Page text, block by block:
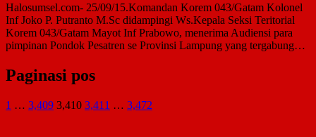
Halosumsel.com- 25/09/15.Komandan Korem 043/Gatam Kolonel
Inf Joko P. Putranto M.Sc didampingi Ws.Kepala Seksi Teritorial
Korem 043/Gatam Mayot Inf Prabowo, menerima Audiensi para
pimpinan Pondok Pesatren se Provinsi Lampung yang tergabung…
Paginasi pos
1 … 3,409 3,410 3,411 … 3,472